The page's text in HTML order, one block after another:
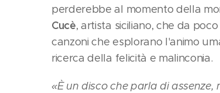
perderebbe al momento della
Cucè, artista siciliano, che da
canzoni che esplorano l'animo
ricerca della felicità e malinconia.
«È un disco che parla di